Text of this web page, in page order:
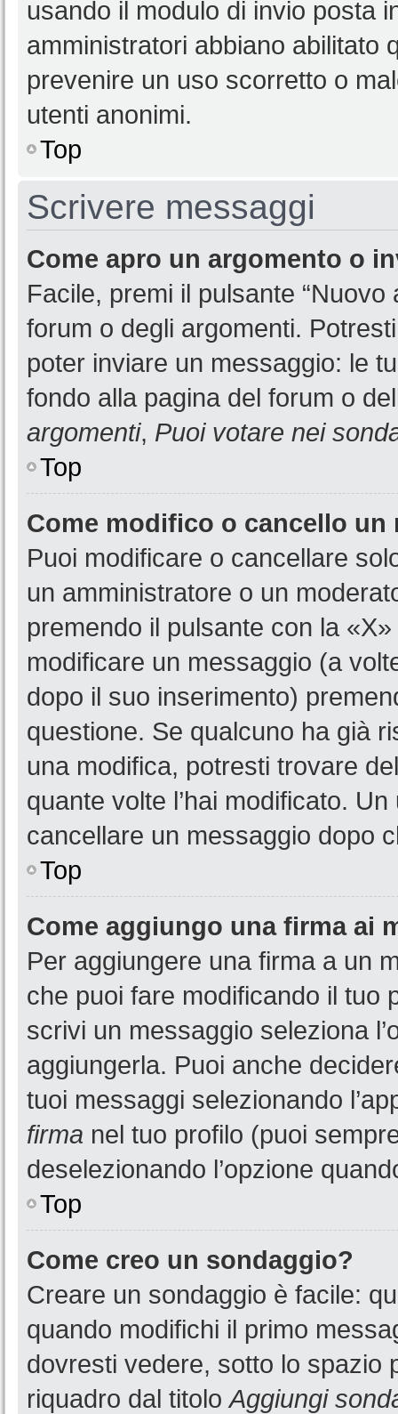
usando il modulo di invio posta
amministratori abbiano abilitato
prevenire un uso scorretto o
utenti anonimi.
Top
Scrivere messaggi
Come apro un argomento o
Facile, premi il pulsante
forum o degli argomenti.
poter inviare un messaggio: le
fondo alla pagina del forum o
argomenti, Puoi votare nei
Top
Come modifico o cancello un
Puoi modificare o cancellare
un amministratore o un
premendo il pulsante con la
modificare un messaggio (a
dopo il suo inserimento)
questione. Se qualcuno ha già
una modifica, potresti trovare
quante volte l’hai modificato.
cancellare un messaggio dopo
Top
Come aggiungo una firma ai
Per aggiungere una firma a un
che puoi fare modificando il tuo
scrivi un messaggio seleziona
aggiungerla. Puoi anche
tuoi messaggi selezionando
firma nel tuo profilo (puoi
deselezionando l’opzione
Top
Come creo un sondaggio?
Creare un sondaggio è facile:
quando modifichi il primo
dovresti vedere, sotto lo spazio
riquadro dal titoloAggiungi